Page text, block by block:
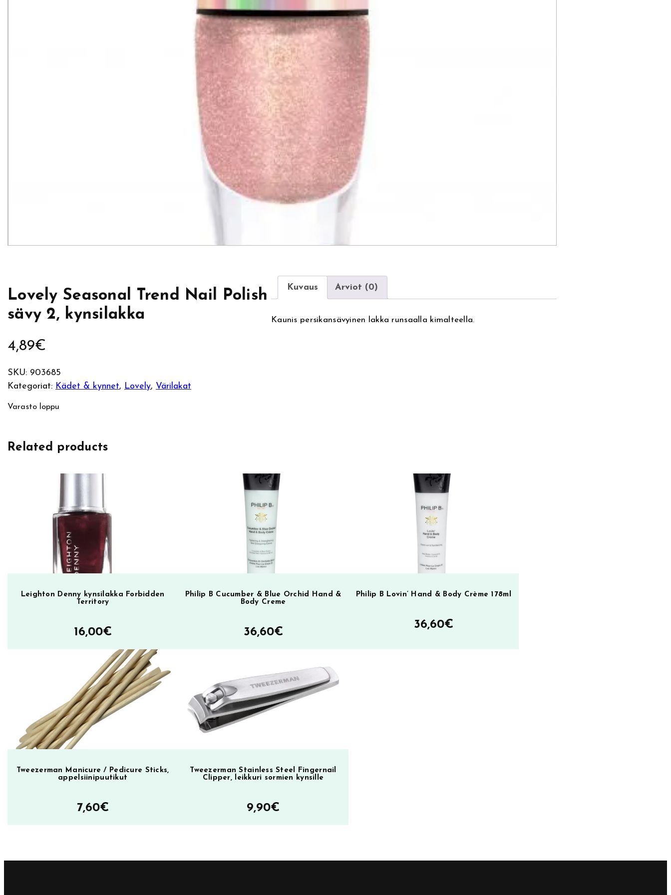
Lovely Seasonal Trend Nail Polish
sävy 2, kynsilakka
4,89€
SKU: 903685
Kategoriat: Kädet & kynnet, Lovely, Värilakat
Varasto loppu
Kuvaus Arviot (0)
Kaunis persikansävyinen lakka runsaalla kimalteella.
Related products
Leighton Denny kynsilakka Forbidden
Territory
16,00€
Philip B Cucumber & Blue Orchid Hand &
Body Creme
36,60€
Philip B Lovin’ Hand & Body Crème 178ml
36,60€
Tweezerman Manicure / Pedicure Sticks,
appelsiinipuutikut
7,60€
Tweezerman Stainless Steel Fingernail
Clipper, leikkuri sormien kynsille
9,90€